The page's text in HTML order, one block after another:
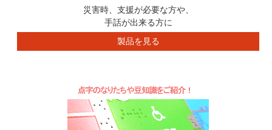
災害時、支援が必要な方や、
手話が出来る方に
製品を見る